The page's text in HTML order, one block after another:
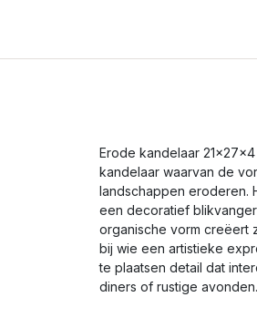
Erode kandelaar
kandelaar waarvan de
landschappen eroderen.
een decoratief
organische vorm creëert
bij wie een artistieke
te plaatsen detail dat
diners of rustige avonden.